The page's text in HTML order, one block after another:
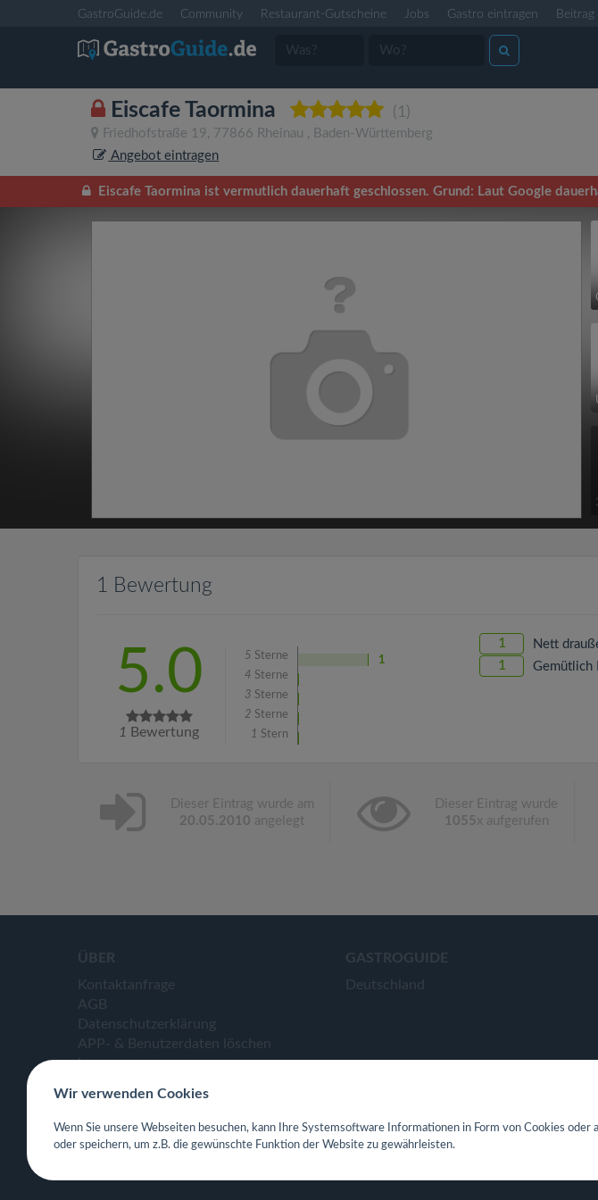
GastroGuide.de Community Restaurant-Gutscheine Jobs Gastro eintragen Beitrag
Eiscafe Taormina (1)
Friedhofstraße 19, 77866 Rheinau , Baden-Württemberg
Angebot eintragen
Eiscafe Taormina ist vermutlich dauerhaft geschlossen. Grund: Laut Google
1 Bewertung
5.0
1 Bewertung
5 Sterne
1
4 Sterne
3 Sterne
2 Sterne
1 Stern
1 Nett
1 Gemütlich
Dieser Eintrag wurde am
20.05.2010 angelegt
Dieser Eintrag wurde
1055 x aufgerufen
ÜBER
Kontaktanfrage
AGB
Datenschutzerklärung
APP- & Benutzerdaten löschen
Impressum
GASTROGUIDE
Deutschland
Wir verwenden Cookies
Wenn Sie unsere Webseiten besuchen, kann Ihre Systemsoftware Informationen in Form von Cookies oder
oder speichern, um z.B. die gewünschte Funktion der Website zu gewährleisten.